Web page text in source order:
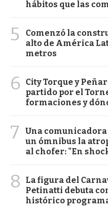
hábitos que las
5
Comenzó la
alto de América
metros
6
City Torque y
partido por el
formaciones y
7
Una comunicadora
un ómnibus la
al chofer: "En
8
La figura del
Petinatti debuta
histórico